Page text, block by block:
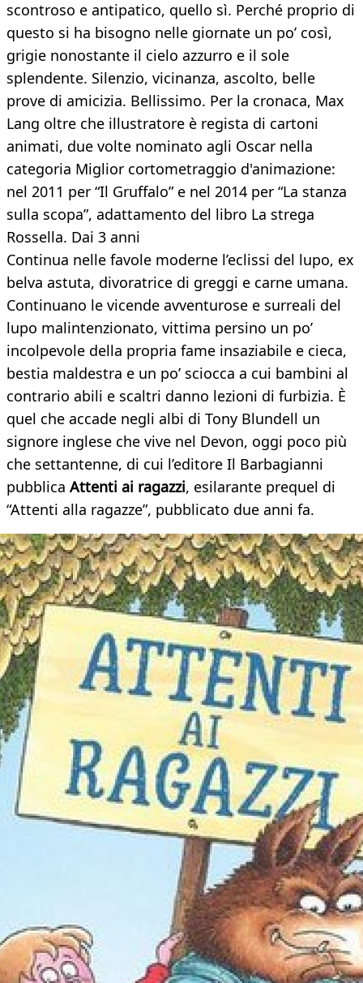
scontroso e antipatico, quello sì. Perché proprio di
questo si ha bisogno nelle giornate un po’ così,
grigie nonostante il cielo azzurro e il sole
splendente. Silenzio, vicinanza, ascolto, belle
prove di amicizia. Bellissimo. Per la cronaca, Max
Lang oltre che illustratore è regista di cartoni
animati, due volte nominato agli Oscar nella
categoria Miglior cortometraggio d'animazione:
nel 2011 per “Il Gruffalo” e nel 2014 per “La stanza
sulla scopa”, adattamento del libro La strega
Rossella. Dai 3 anni
Continua nelle favole moderne l’eclissi del lupo, ex
belva astuta, divoratrice di greggi e carne umana.
Continuano le vicende avventurose e surreali del
lupo malintenzionato, vittima persino un po’
incolpevole della propria fame insaziabile e cieca,
bestia maldestra e un po’ sciocca a cui bambini al
contrario abili e scaltri danno lezioni di furbizia. È
quel che accade negli albi di Tony Blundell un
signore inglese che vive nel Devon, oggi poco più
che settantenne, di cui l’editore Il Barbagianni
pubblica Attenti ai ragazzi, esilarante prequel di
“Attenti alla ragazze”, pubblicato due anni fa.